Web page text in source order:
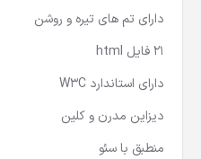
دارای تم های تیره و روشن
21 فایل html
دارای استاندارد W3C
دیزاین مدرن و کلین
منطبق با سئو